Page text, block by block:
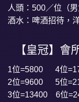
人頭：500／位（男
酒水：啤酒招待，
【皇冠】會
1位=5800 4位
2位=9600 5位
3位=13400 6位